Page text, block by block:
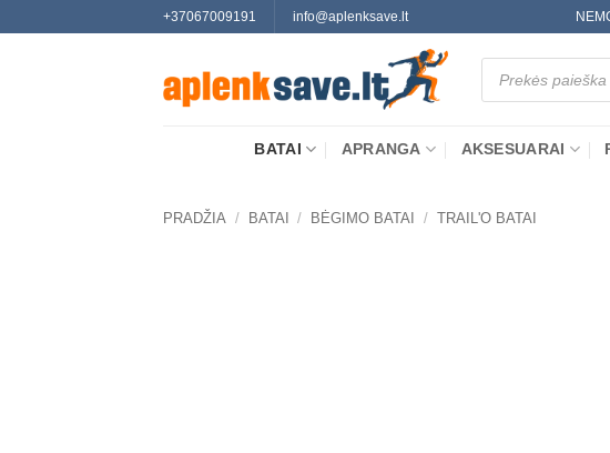
+37067009191 info@aplenksave.lt
Products
search
BATAI APRANGA AKSESUARAI
PRADŽIA / BATAI / BĖGIMO BATAI / TRAIL'O BATAI